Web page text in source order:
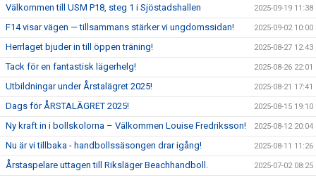
Välkommen till USM P18, steg 1 i Sjöstadshallen 2025-09-19 11:38
F14 visar vägen — tillsammans stärker vi ungdomssidan! 2025-09-02 10:00
Herrlaget bjuder in till öppen träning! 2025-08-27 12:43
Tack för en fantastisk lägerhelg! 2025-08-26 22:01
Utbildningar under Årstalägret 2025! 2025-08-21 17:41
Dags för ÅRSTALÄGRET 2025! 2025-08-15 19:10
Ny kraft in i bollskolorna – Välkommen Louise Fredriksson! 2025-08-12 20:04
Nu är vi tillbaka - handbollssäsongen drar igång! 2025-08-11 11:26
Årstaspelare uttagen till Riksläger Beachhandboll. 2025-07-02 08:25